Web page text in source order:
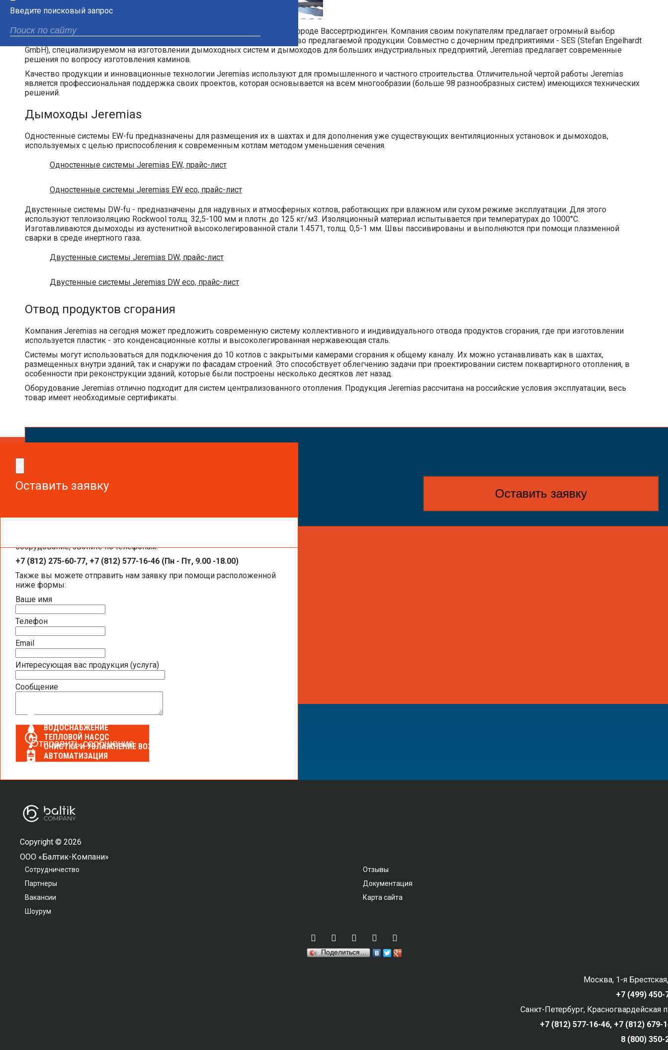
Введите поисковый запрос
Центральный офис Jeremias располагается в южной части Германии, в городе Вассертрюдинген. Компания своим покупателям предлагает огромный выбор
разнообразных дымоходных систем и дает гарантию на высокое качество предлагаемой продукции. Совместно с дочерним предприятиями - SES (Stefan Engelhardt
GmbH), специализируемом на изготовлении дымоходных систем и дымоходов для больших индустриальных предприятий, Jeremias предлагает современные
решения по вопросу изготовления каминов.
Качество продукции и инновационные технологии Jeremias используют для промышленного и частного строительства. Отличительной чертой работы Jeremias
является профессиональная поддержка своих проектов, которая основывается на всем многообразии (больше 98 разнообразных систем) имеющихся технических
решений.
Дымоходы Jeremias
Одностенные системы EW-fu предназначены для размещения их в шахтах и для дополнения уже существующих вентиляционных установок и дымоходов,
используемых с целью приспособления к современным котлам методом уменьшения сечения.
Одностенные системы Jeremias EW, прайс-лист
Одностенные системы Jeremias EW eco, прайс-лист
Двустенные системы DW-fu - предназначены для надувных и атмосферных котлов, работающих при влажном или сухом режиме эксплуатации. Для этого
используют теплоизоляцию Rockwool толщ. 32,5-100 мм и плотн. до 125 кг/м3. Изоляционный материал испытывается при температурах до 1000°С.
Изготавливаются дымоходы из аустенитной высоколегированной стали 1.4571, толщ. 0,5-1 мм. Швы пассивированы и выполняются при помощи плазменной
сварки в среде инертного газа.
Двустенные системы Jeremias DW, прайс-лист
Двустенные системы Jeremias DW eco, прайс-лист
Отвод продуктов сгорания
Компания Jeremias на сегодня может предложить современную систему коллективного и индивидуального отвода продуктов сгорания, где при изготовлении
используется пластик - это конденсационные котлы и высоколегированная нержавеющая сталь.
Системы могут использоваться для подключения до 10 котлов с закрытыми камерами сгорания к общему каналу. Их можно устанавливать как в шахтах,
размещенных внутри зданий, так и снаружи по фасадам строений. Это способствует облегчению задачи при проектировании систем поквартирного отопления, в
особенности при реконструкции зданий, которые были построены несколько десятков лет назад.
Оборудование Jeremias отлично подходит для систем централизованного отопления. Продукция Jeremias рассчитана на российские условия эксплуатации, весь
товар имеет необходимые сертификаты.
Оставить заявку
Оставить заявку
оборудование, звоните по телефонам:
+7 (812) 275-60-77, +7 (812) 577-16-46 (Пн - Пт, 9.00 -18.00)
Также вы можете отправить нам заявку при помощи расположенной
ниже формы:
Ваше имя
Телефон
Email
Интересующая вас продукция (услуга)
Сообщение
Оставить заявку
СОЛНЕЧНЫЕ КОЛЛЕКТОРЫ
РАДИАТОРЫ
МОНТАЖНОЕ ОБОРУДОВАНИЕ И МАТЕРИАЛЫ
MEIBES
ТЕПЛЫЙ ПОЛ
ВЕНТИЛЯЦИЯ
ВОДОСНАБЖЕНИЕ
ТЕПЛОВОЙ НАСОС
ОЧИСТКА И УВЛАЖНЕНИЕ ВОЗДУХА
АВТОМАТИЗАЦИЯ
САНТЕХНИКА И СПА ОБОРУДОВАНИЕ
Copyright © 2026
ООО «Балтик-Компани»
Сотрудничество
Партнеры
Вакансии
Шоурум
Отзывы
Документация
Карта сайта
Поделиться…
Москва, 1-я
+7 (499)
Санкт-Петербург, Красногвардейская
+7 (812) 577-16-46, +7 (812) 679-
8 (800)